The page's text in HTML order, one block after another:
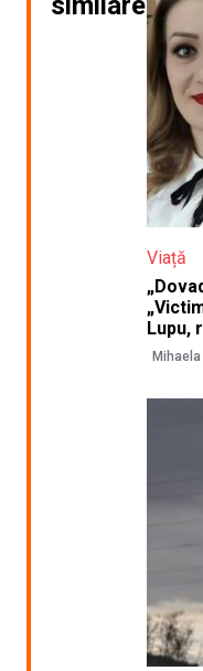
Viață
Lupu,